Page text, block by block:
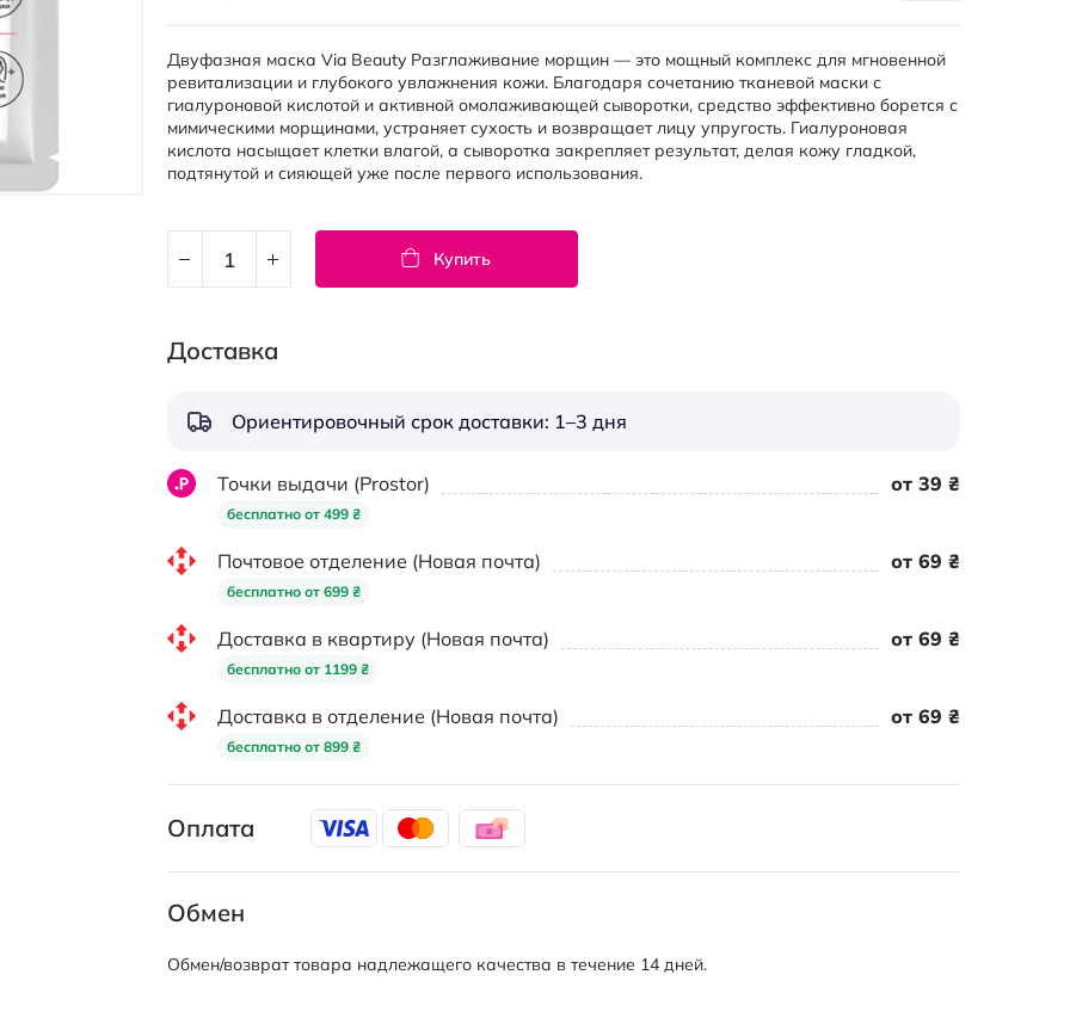
Двуфазная маска Via Beauty Разглаживание морщин — это мощный комплекс для мгновенной
ревитализации и глубокого увлажнения кожи. Благодаря сочетанию тканевой маски с
гиалуроновой кислотой и активной омолаживающей сыворотки, средство эффективно борется с
мимическими морщинами, устраняет сухость и возвращает лицу упругость. Гиалуроновая
кислота насыщает клетки влагой, а сыворотка закрепляет результат, делая кожу гладкой,
подтянутой и сияющей уже после первого использования.
Купить
Доставка
Ориентировочный срок доставки: 1–3 дня
Точки выдачи (Prostor)
бесплатно от 499 ₴
от 39 ₴
Почтовое отделение (Новая почта)
бесплатно от 699 ₴
от 69 ₴
Доставка в квартиру (Новая почта)
бесплатно от 1199 ₴
от 69 ₴
Доставка в отделение (Новая почта)
бесплатно от 899 ₴
от 69 ₴
Оплата
Обмен
Обмен/возврат товара надлежащего качества в течение 14 дней.